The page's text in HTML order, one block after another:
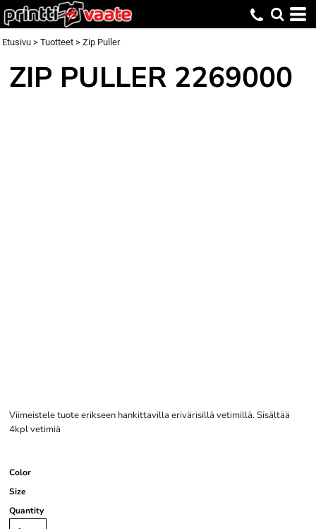
Etusivu > Tuotteet > Zip Puller
ZIP PULLER 2269000
Viimeistele tuote erikseen hankittavilla erivärisillä vetimillä. Sisältää
4kpl vetimiä
Color
Size
Quantity